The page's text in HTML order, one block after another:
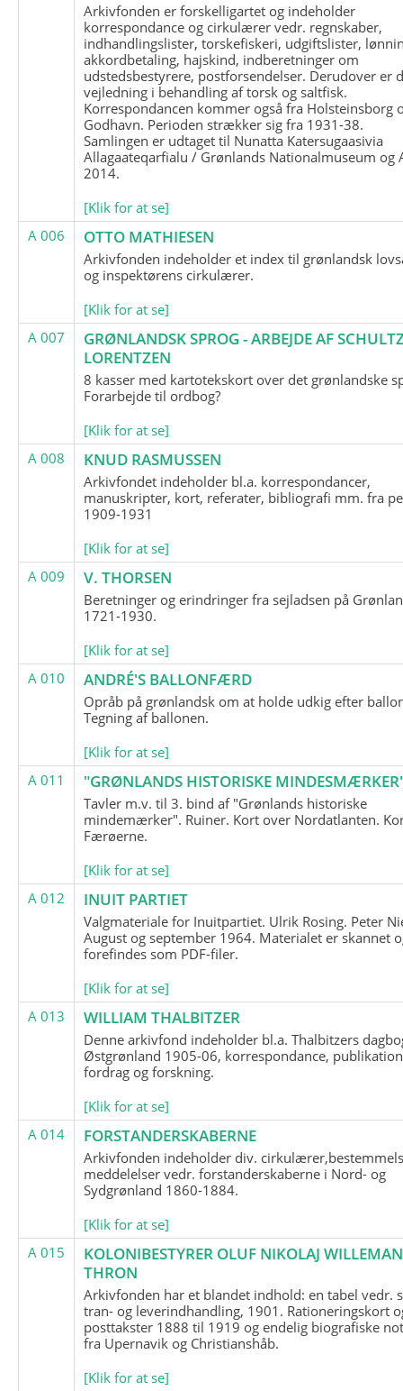
Arkivfonden er forskelligartet og indeholder
korrespondance og cirkulærer vedr. regnskaber,
indhandlingslister, torskefiskeri, udgiftslister,
akkordbetaling, hajskind, indberetninger om
udstedsbestyrere, postforsendelser. Derudover er
vejledning i behandling af torsk og saltfisk.
Korrespondancen kommer også fra Holsteinsborg
Godhavn. Perioden strækker sig fra 1931-38.
Samlingen er udtaget til Nunatta Katersugaasivia
Allagaateqarfialu / Grønlands Nationalmuseum og
2014.
[Klik for at se]
A 006
OTTO MATHIESEN
Arkivfonden indeholder et index til grønlandsk
og inspektørens cirkulærer.
[Klik for at se]
A 007
GRØNLANDSK SPROG - ARBEJDE AF
LORENTZEN
8 kasser med kartotekskort over det grønlandske
Forarbejde til ordbog?
[Klik for at se]
A 008
KNUD RASMUSSEN
Arkivfondet indeholder bl.a. korrespondancer,
manuskripter, kort, referater, bibliografi mm. fra
1909-1931
[Klik for at se]
A 009
V. THORSEN
Beretninger og erindringer fra sejladsen på
1721-1930.
[Klik for at se]
A 010
ANDRÉ'S BALLONFÆRD
Opråb på grønlandsk om at holde udkig efter
Tegning af ballonen.
[Klik for at se]
A 011
"GRØNLANDS HISTORISKE
Tavler m.v. til 3. bind af "Grønlands historiske
mindemærker". Ruiner. Kort over Nordatlanten.
Færøerne.
[Klik for at se]
A 012
INUIT PARTIET
Valgmateriale for Inuitpartiet. Ulrik Rosing. Peter
August og september 1964. Materialet er skannet
forefindes som PDF-filer.
[Klik for at se]
A 013
WILLIAM THALBITZER
Denne arkivfond indeholder bl.a. Thalbitzers
Østgrønland 1905-06, korrespondance,
fordrag og forskning.
[Klik for at se]
A 014
FORSTANDERSKABERNE
Arkivfonden indeholder div.
meddelelser vedr. forstanderskaberne i Nord- og
Sydgrønland 1860-1884.
[Klik for at se]
A 015
KOLONIBESTYRER OLUF NIKOLAJ
THRON
Arkivfonden har et blandet indhold: en tabel vedr.
tran- og leverindhandling, 1901. Rationeringskort
posttakster 1888 til 1919 og endelig biografiske
fra Upernavik og Christianshåb.
[Klik for at se]